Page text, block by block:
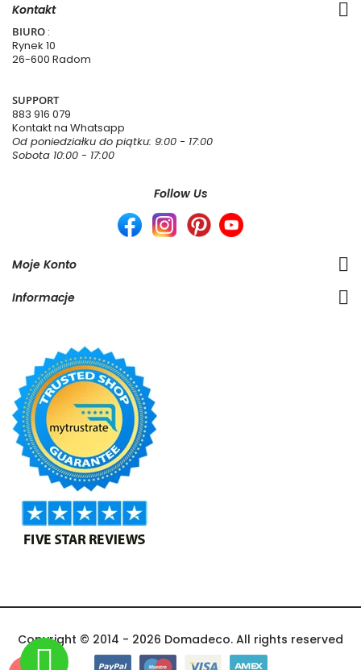
Kontakt
BIURO :
Rynek 10
26-600 Radom
SUPPORT
883 916 079
Kontakt na Whatsapp
Od poniedziałku do piątku: 9:00 - 17:00
Sobota 10:00 - 17:00
Follow Us
Moje Konto
Informacje
Copyright © 2014 - 2026 Domadeco. All rights reserved